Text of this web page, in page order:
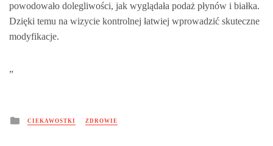
powodowało dolegliwości, jak wyglądała podaż płynów i białka.
Dzięki temu na wizycie kontrolnej łatwiej wprowadzić skuteczne
modyfikacje.
„
Posted
CIEKAWOSTKI ZDROWIE